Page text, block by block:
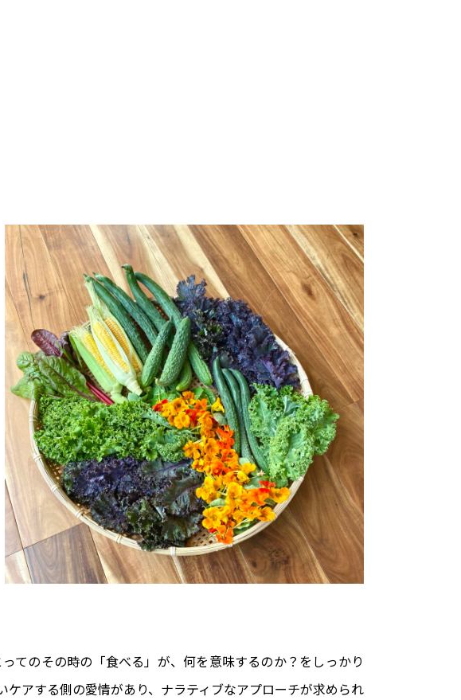
てのその時の「食べる」が、何を意味するのか？をしっかり
アする側の愛情があり、ナラティブなアプローチが求められ